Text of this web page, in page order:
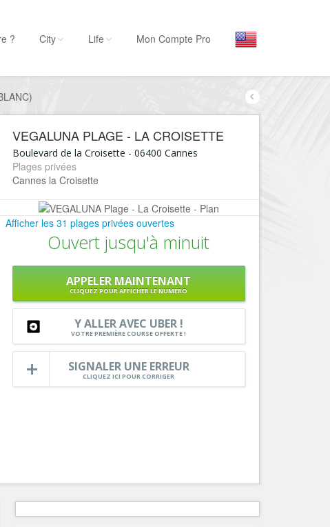
?
Hôtels, ...
Sortir
Commerces
Mode, ...
Loisirs
Plages, sports, ...
Tourisme, ...
City Life Mon Compte Pro
VEGALUNA PLAGE - LA CROISETTE
Boulevard de la Croisette - 06400 Cannes
Plages privées
Cannes la Croisette
Afficher les 31 plages privées ouvertes
Ouvert jusqu'à minuit
APPELER MAINTENANT
CLIQUEZ POUR AFFICHER LE NUMÉRO
Y ALLER AVEC UBER !
VOTRE PREMIÈRE COURSE OFFERTE !
SIGNALER UNE ERREUR
CLIQUEZ ICI POUR CORRIGER